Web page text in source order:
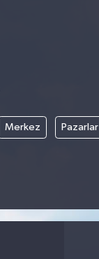
Merkez Pazarlar